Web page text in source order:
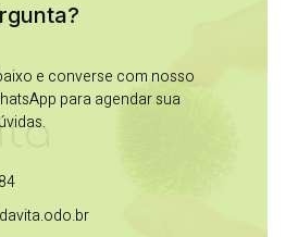
e converse com nosso
para agendar sua